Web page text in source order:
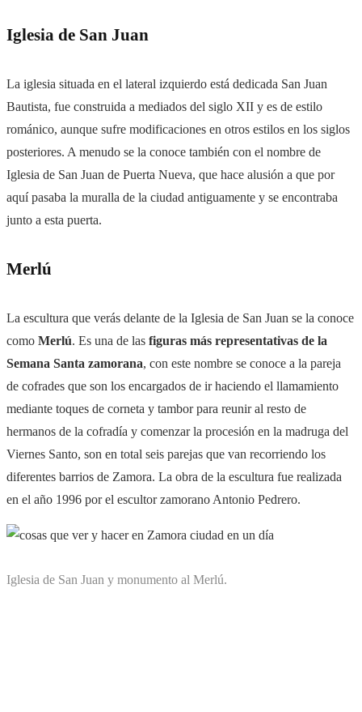
Iglesia de San Juan
La iglesia situada en el lateral izquierdo está dedicada San Juan
Bautista, fue construida a mediados del siglo XII y es de estilo
románico, aunque sufre modificaciones en otros estilos en los siglos
posteriores. A menudo se la conoce también con el nombre de
Iglesia de San Juan de Puerta Nueva, que hace alusión a que por
aquí pasaba la muralla de la ciudad antiguamente y se encontraba
junto a esta puerta.
Merlú
La escultura que verás delante de la Iglesia de San Juan se la conoce
como Merlú. Es una de las figuras más representativas de la
Semana Santa zamorana, con este nombre se conoce a la pareja
de cofrades que son los encargados de ir haciendo el llamamiento
mediante toques de corneta y tambor para reunir al resto de
hermanos de la cofradía y comenzar la procesión en la madruga del
Viernes Santo, son en total seis parejas que van recorriendo los
diferentes barrios de Zamora. La obra de la escultura fue realizada
en el año 1996 por el escultor zamorano Antonio Pedrero.
Iglesia de San Juan y monumento al Merlú.